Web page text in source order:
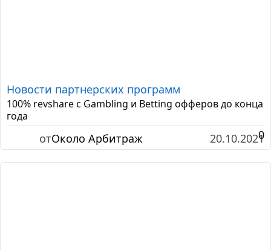
0
Новости партнерских программ
100% revshare с Gambling и Betting офферов до конца
года
отОколо Арбитраж 20.10.2021